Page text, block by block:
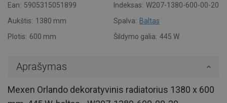
Ean: 5905315051899 Indeksas: W207-1380-600-00-20
Aukštis: 1380 mm Spalva: Baltas
Plotis: 600 mm Šildymo galia: 445 W
Aprašymas
Mexen Orlando dekoratyvinis radiatorius 1380 x 600